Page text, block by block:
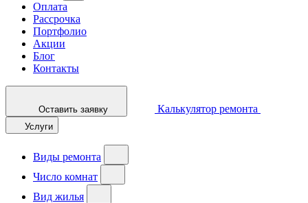
Оплата
Рассрочка
Портфолио
Акции
Блог
Контакты
Оставить заявку Калькулятор ремонта
Услуги
Виды ремонта
Число комнат
Вид жилья